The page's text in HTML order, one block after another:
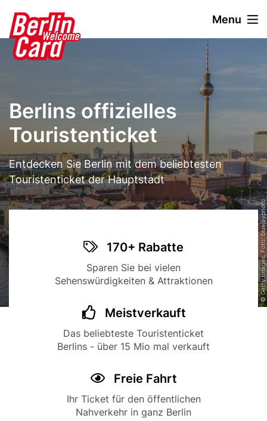
r
h
a
l
t
Menu
Stage
Paragraphen
Image
© Getty Images, Foto: bluejayphoto
Berlins offizielles
Touristenticket
Text
Entdecken Sie Berlin mit dem beliebtesten
Touristenticket der Hauptstadt
Icon Title
170+ Rabatte
DescriptionSparen Sie bei vielen
Sehenswürdigkeiten & Attraktionen
Icon Title
Meistverkauft
Description
Das beliebteste Touristenticket
Berlins - über 15 Mio mal verkauft
Icon Title
Freie Fahrt
Description
Ihr Ticket für den öffentlichen
Nahverkehr in ganz Berlin